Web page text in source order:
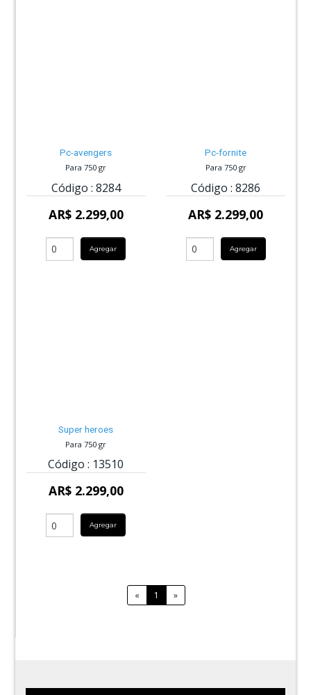
Pc-avengers
Para 750 gr
Código : 8284
AR$ 2.299,00
Agregar
Pc-fornite
Para 750 gr
Código : 8286
AR$ 2.299,00
Agregar
Super heroes
Para 750 gr
Código : 13510
AR$ 2.299,00
Agregar
« 1 »